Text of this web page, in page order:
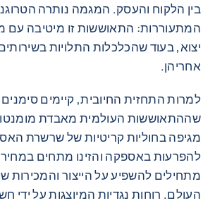
בין הלקוח והעסק. המגמה נותרה
המתעוררות: התאוששות זו מיטיבה עם
יצוא, בעוד שהכלכלות התלויות
אחריהן.
למרות התחזית החיובית, קיימים
שההתאוששות העולמית מאבדת
מגיפה בחוליות קריטיות של שרשרת
להפרעות באספקה והזינו מתחים
מתחילים להשפיע על הייצור והמכירות
העולם. רוחות נגדיות המיוצגות על ידי